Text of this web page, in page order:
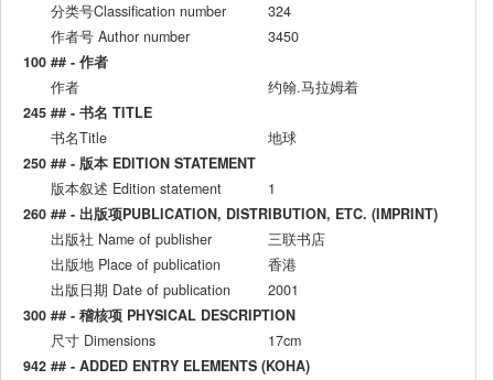
分类号Classification number
324
作者号 Author number
3450
100 ## - 作者
作者
约翰.马拉姆着
245 ## - 书名 TITLE
书名Title
地球
250 ## - 版本 EDITION STATEMENT
版本叙述 Edition statement
1
260 ## - 出版项PUBLICATION, DISTRIBUTION, ETC. (IMPRINT)
出版社 Name of publisher
三联书店
出版地 Place of publication
香港
出版日期 Date of publication
2001
300 ## - 稽核项 PHYSICAL DESCRIPTION
尺寸 Dimensions
17cm
942 ## - ADDED ENTRY ELEMENTS (KOHA)